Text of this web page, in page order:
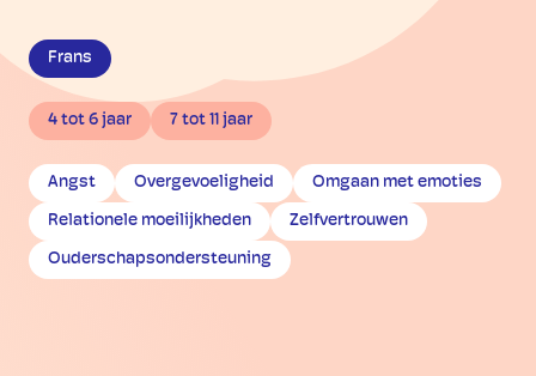
Frans
4 tot 6 jaar 7 tot 11 jaar
Angst Overgevoeligheid Omgaan met emoties
Relationele moeilijkheden Zelfvertrouwen
Ouderschapsondersteuning